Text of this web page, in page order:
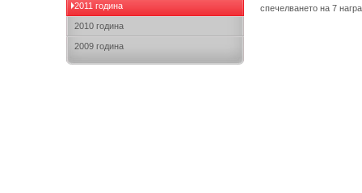
2011 година
2010 година
2009 година
спечелването на 7